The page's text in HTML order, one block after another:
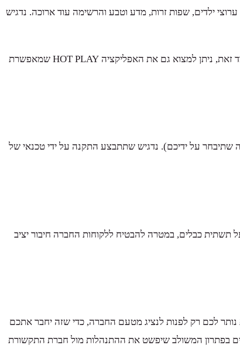
ילדים, שפות זרות, מדע וטבע והרשימה עוד ארוכה. נדגיש
אלה מאפשרות להכיר בחברה הישראלית על כל גווניה. סביר להניח ששמעתם לא פעם על הסדרות הללו שחלקן אפילו נמכרו לחברות בין לאומיות. לצד זאת, ניתן למצוא גם את האפליקציה HOT PLAY שמאפשרת
מגה בייט (כאמור, מהירות הגלישה תלויה בחבילה שתיבחר על ידיכם). נדגיש שתתבצע התקנה על ידי טכנאי של
תשתית כבלים, במטרה להבטיח ללקוחות החברה חיבור יציב
נותר לכם רק לפנות לנציג מטעם החברה, כדי שזה יחבר אתכם
בפתרון המשולב שיפשט את ההתנהלות מול חברת התקשורת